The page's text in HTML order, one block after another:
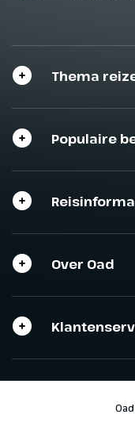
Thema
Populaire
Over Oad